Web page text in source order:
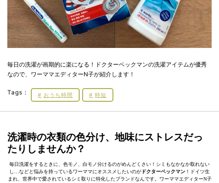
毎日の洗濯が画期的に楽になる！ドクターベックマンの洗濯アイテムが優秀
なので、ワーママエディターN子が紹介します！
Tags： おうち時間 時短
洗濯時の衣類の色分け、地味にストレスだっ
たりしませんか？
毎日洗濯をするときに、色モノ、白モノ分けるのがめんどくさい！シミもなかなか取れない
し…などと悩みを持っているワーママにオススメしたいのが ドクターベックマン ！ドイツ生
まれ、世界中で愛されているシミ取りに特化したブランドなんです。ワーママエディターN子